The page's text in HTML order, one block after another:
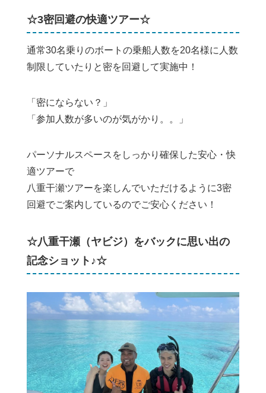
☆3密回避の快適ツアー☆
通常30名乗りのボートの乗船人数を20名様に人数
制限していたりと密を回避して実施中！
「密にならない？」
「参加人数が多いのが気がかり。。」
パーソナルスペースをしっかり確保した安心・快
適ツアーで
八重干瀬ツアーを楽しんでいただけるように3密
回避でご案内しているのでご安心ください！
☆八重干瀬（ヤビジ）をバックに思い出の
記念ショット♪☆